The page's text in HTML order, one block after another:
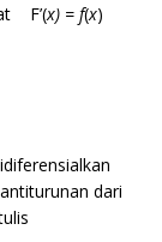
F’(x) = f(x)
dari